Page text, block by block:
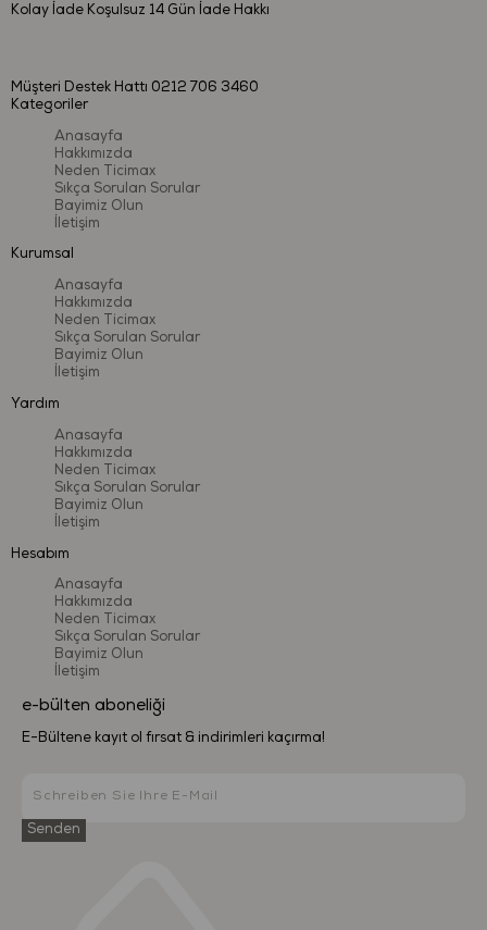
Yaş Grubu:12 ay+
Kullanım Alanı:İç mekân
Güvenlik & Kalite
Bu ürün,Avrupa Birliği EN71 oyuncak güvenliği standartlarına
uygun olarak üretilmiştir. Uluslararası test kuruluşları tarafından test
edilmiş olup
Kolay İade Koşulsuz 14 Gün İade Hakkı
Müşteri Destek Hattı 0212 706 3460
Kategoriler
Anasayfa
Hakkımızda
Neden Ticimax
Sıkça Sorulan Sorular
Bayimiz Olun
İletişim
Kurumsal
Anasayfa
Hakkımızda
Neden Ticimax
Sıkça Sorulan Sorular
Bayimiz Olun
İletişim
Yardım
Anasayfa
Hakkımızda
Neden Ticimax
Sıkça Sorulan Sorular
Bayimiz Olun
İletişim
Hesabım
Anasayfa
Hakkımızda
Neden Ticimax
Sıkça Sorulan Sorular
Bayimiz Olun
İletişim
e-bülten aboneliği
E-Bültene kayıt ol fırsat & indirimleri kaçırma!
Senden